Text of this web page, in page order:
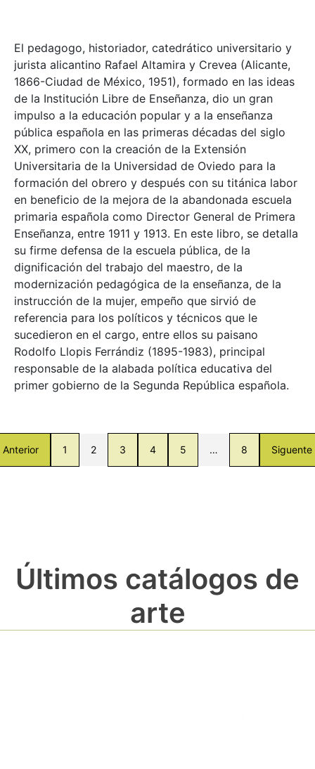
El pedagogo, historiador, catedrático universitario y
jurista alicantino Rafael Altamira y Crevea (Alicante,
1866-Ciudad de México, 1951), formado en las ideas
de la Institución Libre de Enseñanza, dio un gran
impulso a la educación popular y a la enseñanza
pública española en las primeras décadas del siglo
XX, primero con la creación de la Extensión
Universitaria de la Universidad de Oviedo para la
formación del obrero y después con su titánica labor
en beneficio de la mejora de la abandonada escuela
primaria española como Director General de Primera
Enseñanza, entre 1911 y 1913. En este libro, se detalla
su firme defensa de la escuela pública, de la
dignificación del trabajo del maestro, de la
modernización pedagógica de la enseñanza, de la
instrucción de la mujer, empeño que sirvió de
referencia para los políticos y técnicos que le
sucedieron en el cargo, entre ellos su paisano
Rodolfo Llopis Ferrándiz (1895-1983), principal
responsable de la alabada política educativa del
primer gobierno de la Segunda República española.
Anterior 1 2 3 4 5 … 8 Siguente
Últimos catálogos de
arte